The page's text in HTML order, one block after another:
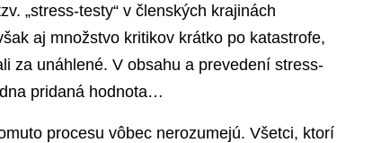
„stress-testy“ v členských krajinách
aj množstvo kritikov krátko po katastrofe,
za unáhlené. V obsahu a prevedení stress-
pridaná hodnota…
procesu vôbec nerozumejú. Všetci, ktorí